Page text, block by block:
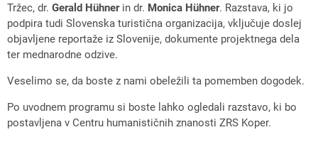
Tržec, dr. Gerald Hühnerin dr. Monica Hühner. Razstava, ki jo
podpira tudi Slovenska turistična organizacija, vključuje doslej
objavljene reportaže iz Slovenije, dokumente projektnega dela
ter mednarodne odzive.
Veselimo se, da boste z nami obeležili ta pomemben dogodek.
Po uvodnem programu si boste lahko ogledali razstavo, ki bo
postavljena v Centru humanističnih znanosti ZRS Koper.